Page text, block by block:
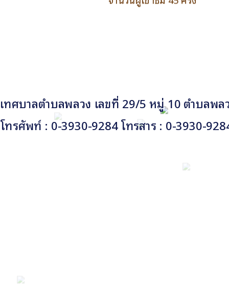
เทศบาลตำบลพลวง เลขที่ 29/5 หมู่ 10 ตำบลพ
โทรศัพท์ : 0-3930-9284 โทรสาร : 0-3930-